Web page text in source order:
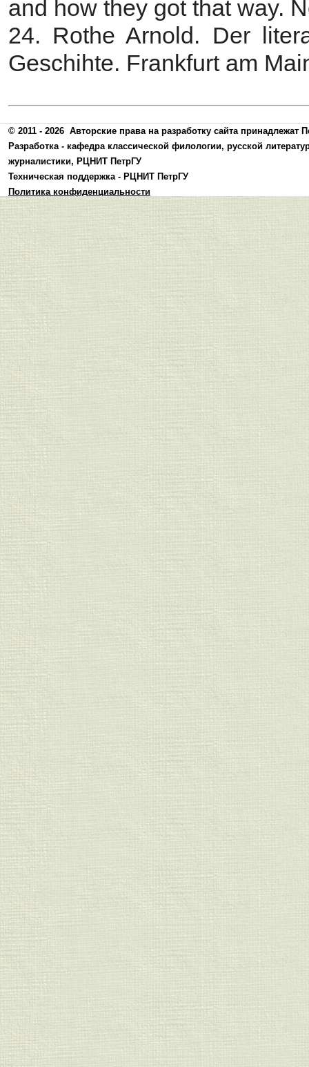
and how they got that way.
24. Rothe Arnold. Der
Geschihte. Frankfurt am
© 2011 - 2026 Авторские права на разработку сайта принадлежат
Разработка - кафедра классической филологии, русской
журналистики, РЦНИТ ПетрГУ
Техническая поддержка - РЦНИТ ПетрГУ
Политика конфиденциальности